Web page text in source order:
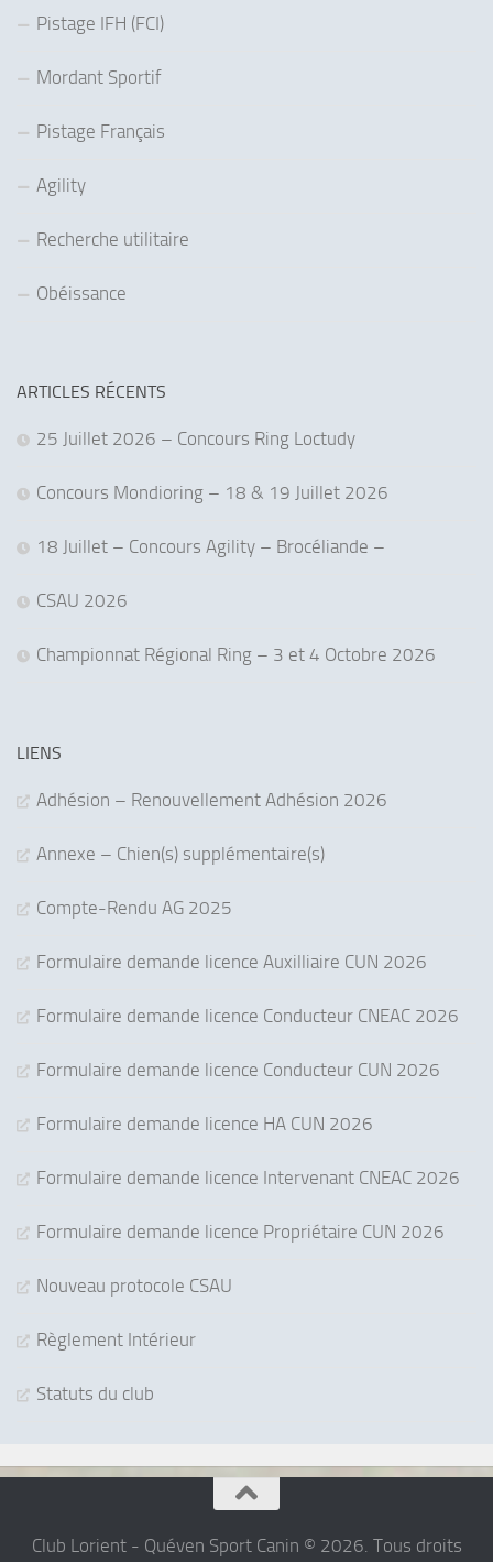
Pistage IFH (FCI)
Mordant Sportif
Pistage Français
Agility
Recherche utilitaire
Obéissance
ARTICLES RÉCENTS
25 Juillet 2026 – Concours Ring Loctudy
Concours Mondioring – 18 & 19 Juillet 2026
18 Juillet – Concours Agility – Brocéliande –
CSAU 2026
Championnat Régional Ring – 3 et 4 Octobre 2026
LIENS
Adhésion – Renouvellement Adhésion 2026
Annexe – Chien(s) supplémentaire(s)
Compte-Rendu AG 2025
Formulaire demande licence Auxilliaire CUN 2026
Formulaire demande licence Conducteur CNEAC 2026
Formulaire demande licence Conducteur CUN 2026
Formulaire demande licence HA CUN 2026
Formulaire demande licence Intervenant CNEAC 2026
Formulaire demande licence Propriétaire CUN 2026
Nouveau protocole CSAU
Règlement Intérieur
Statuts du club
Club Lorient - Quéven Sport Canin © 2026. Tous droits